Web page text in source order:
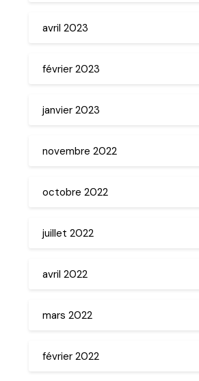
avril 2023
février 2023
janvier 2023
novembre 2022
octobre 2022
juillet 2022
avril 2022
mars 2022
février 2022